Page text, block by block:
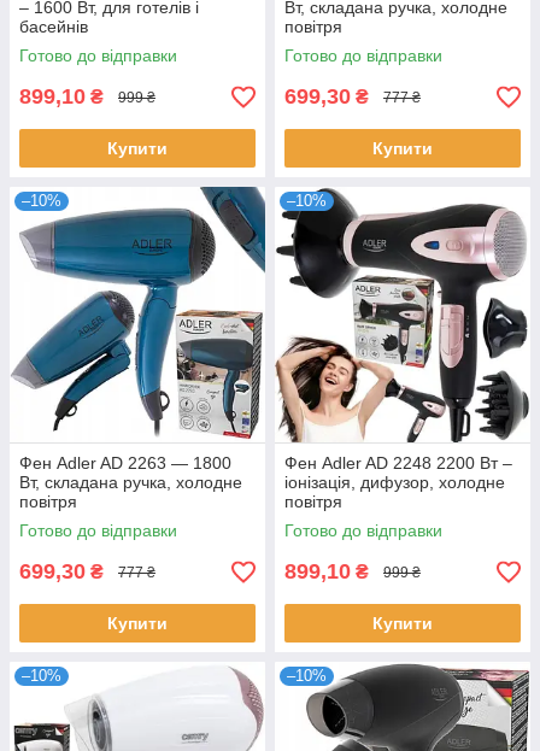
– 1600 Вт, для готелів і
басейнів
Готово до відправки
899,10 ₴ 999 ₴
Купити
Вт, складана ручка, холодне
повітря
Готово до відправки
699,30 ₴ 777 ₴
Купити
–10%
Фен Adler AD 2263 — 1800
Вт, складана ручка, холодне
повітря
Готово до відправки
699,30 ₴ 777 ₴
Купити
–10%
Фен Adler AD 2248 2200 Вт –
іонізація, дифузор, холодне
повітря
Готово до відправки
899,10 ₴ 999 ₴
Купити
–10% –10%